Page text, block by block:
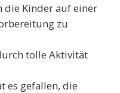
die Kinder auf einer
zu
tolle Aktivität
es gefallen, die